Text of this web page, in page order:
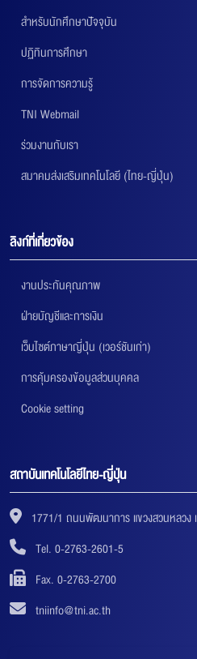
สำหรับนักศึกษาปัจจุบัน
ปฏิทินการศึกษา
การจัดการความรู้
TNI Webmail
ร่วมงานกับเรา
สมาคมส่งเสริมเทคโนโลยี (ไทย-ญี่ปุ่น)
ลิงก์ที่เกี่ยวข้อง
งานประกันคุณภาพ
ฝ่ายบัญชีและการเงิน
เว็บไซต์ภาษาญี่ปุ่น (เวอร์ชันเก่า)
การคุ้มครองข้อมูลส่วนบุคคล
Cookie setting
สถาบันเทคโนโลยีไทย-ญี่ปุ่น
1771/1 ถนนพัฒนาการ แขวงสวนหลวง
Tel. 0-2763-2601-5
Fax. 0-2763-2700
tniinfo@tni.ac.th